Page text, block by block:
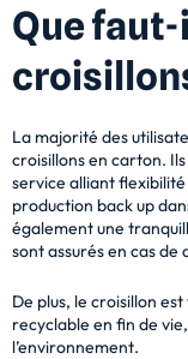
Que
La majorité des
croisillons en carton.
service alliant
production back up
également une
sont assurés en cas de
De plus, le croisillon
recyclable en fin de
l’environnement.